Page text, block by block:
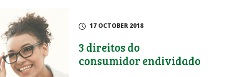
17 OCTOBER 2018
3 direitos do
consumidor endividado